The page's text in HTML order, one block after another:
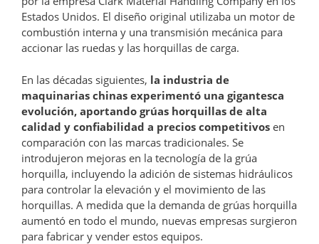
Estados Unidos. El diseño original utilizaba un motor de
combustión interna y una transmisión mecánica para
accionar las ruedas y las horquillas de carga.
En las décadas siguientes, la industria de
maquinarias chinas experimentó una gigantesca
evolución, aportando grúas horquillas de alta
calidad y confiabilidad a precios competitivos en
comparación con las marcas tradicionales. Se
introdujeron mejoras en la tecnología de la grúa
horquilla, incluyendo la adición de sistemas hidráulicos
para controlar la elevación y el movimiento de las
horquillas. A medida que la demanda de grúas horquilla
aumentó en todo el mundo, nuevas empresas surgieron
para fabricar y vender estos equipos.